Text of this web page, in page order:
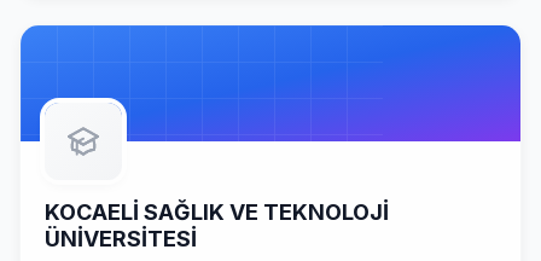
KOCAELİ SAĞLIK VE TEKNOLOJİ
ÜNİVERSİTESİ